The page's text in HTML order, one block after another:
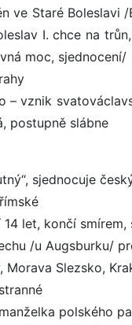
ve Staré Boleslavi
I. chce na
moc, sjednocení/
– vznik
postupně slábne
sjednocuje
14 let, končí
/u Augsburku/
Morava Slezsko,
polského